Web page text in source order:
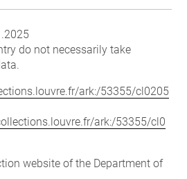
do not necessarily take
ark:/53355/cl0205
ark:/53355/cl0
website of the Department of